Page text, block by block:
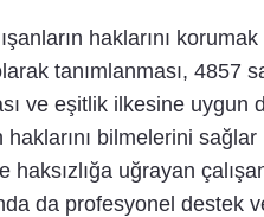
haklarını
tanımlanması, 4857
ve eşitlik ilkesine
haklarını bilmelerini
haksızlığa uğrayan
da profesyonel destek